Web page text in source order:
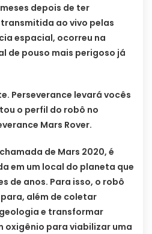
depois de ter
ao vivo pelas
espacial, ocorreu na
de pouso mais perigoso já
Perseverance levará vocês
o perfil do robô no
Mars Rover.
de Mars 2020, é
em um local do planeta que
de anos. Para isso, o robô
além de coletar
e transformar
oxigênio para viabilizar uma